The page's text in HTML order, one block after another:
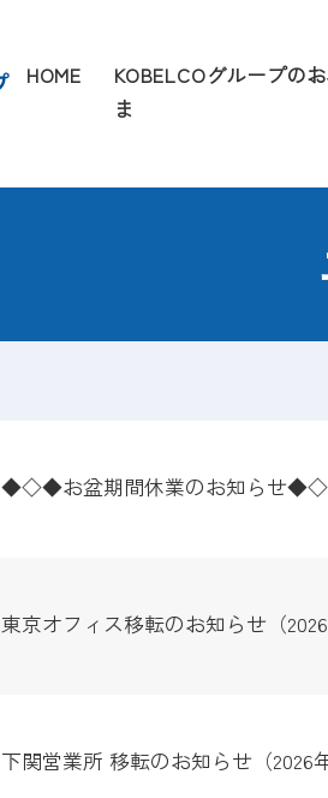
HOME
KOBELCOグループの
ま
◆◇◆お盆期間休業のお知らせ
東京オフィス移転のお知らせ（2026
下関営業所 移転のお知らせ（2026